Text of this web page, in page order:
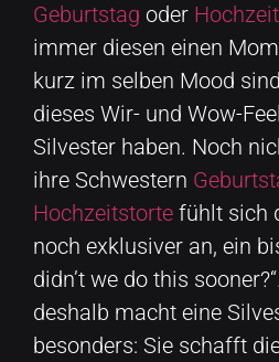
Geburtstag oder Hochzeit
immer diesen einen
kurz im selben Mood
dieses Wir- und Wow-
Silvester haben. Noch
ihre Schwestern
Hochzeitstorte fühlt sich
noch exklusiver an, ein
didn’t we do this
deshalb macht eine
besonders: Sie schafft